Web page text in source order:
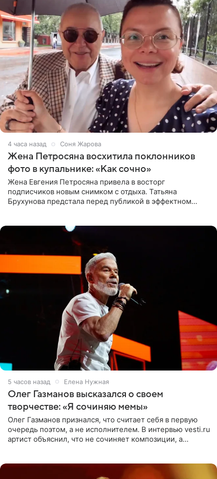
4 часа назад Соня Жарова
Жена Петросяна восхитила поклонников
фото в купальнике: «Как сочно»
Жена Евгения Петросяна привела в восторг
подписчиков новым снимком с отдыха. Татьяна
Брухунова предстала перед публикой в эффектном
5 часов назад Елена Нужная
Олег Газманов высказался о своем
творчестве: «Я сочиняю мемы»
Олег Газманов признался, что считает себя в первую
очередь поэтом, а не исполнителем. В интервью vesti.ru
артист объяснил, что не сочиняет композиции, а